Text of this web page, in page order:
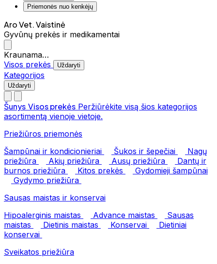
Priemonės nuo kenkėjų
Aro Vet. Vaistinė
Gyvūnų prekės ir medikamentai
Kraunama…
Visos prekės
Uždaryti
Kategorijos
Uždaryti
Šunys Visos prekės Peržiūrėkite visą šios kategorijos
asortimentą vienoje vietoje.
Priežiūros priemonės
Šampūnai ir kondicionieriai
Šukos ir šepečiai
Nagų
priežiūra
Akių priežiūra Ausų priežiūra
Dantų ir
burnos priežiūra
Kitos prekės
Gydomieji šampūnai
Gydymo priežiūra
Sausas maistas ir konservai
Hipoalerginis maistas
Advance maistas
Sausas
maistas
Dietinis maistas Konservai
Dietiniai
konservai
Sveikatos priežiūra